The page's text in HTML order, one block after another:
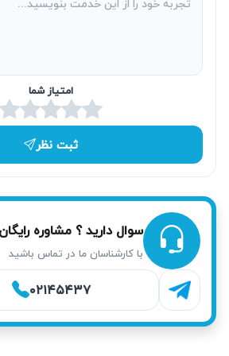
خدمات آریابهکار برای تعمیر
امتیاز شما
ثبت نظر
سوال دارید ؟ مشاوره
با کارشناسان ما در تماس باشید
۰۲۱۴۵۴۳۷